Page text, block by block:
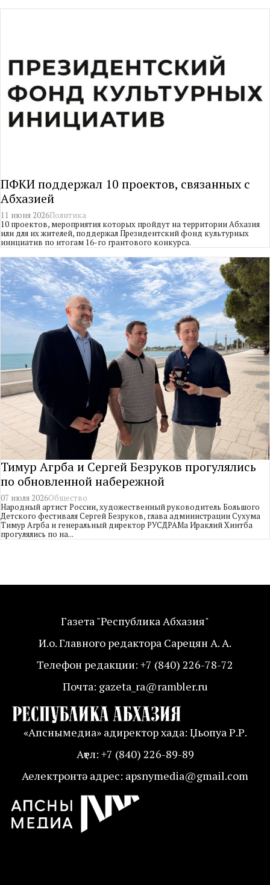
ПФКИ поддержал 10 проектов, связанных с
Абхазией
11 июня 2026Политика
10 проектов, мероприятия которых пройдут на территории Абхазия
или для их жителей, поддержал Президентский фонд культурных
инициатив по итогам 16-го грантового конкурса.
Тимур Агрба и Сергей Безруков прогулялись
по обновленной набережной
07 июля 2026Общество
Народный артист России, художественный руководитель Большого
Детского фестиваля Сергей Безруков, глава администрации Сухума
Тимур Агрба и генеральный директор РУСДРАМа Ираклий Хинтба
прогулялись по на...
Газета "Республика Абхазия"
И.о. Главного редактора Сарецян А. А.
Телефон редакции: +7 (840) 226-78-72
Почта: gazeta_ra@rambler.ru
«Апснымедиа» адиректор хада: Џьопуа Р.Р.
Аҭел: +7 (840) 226-89-89
Аелектронтә адрес: apsnymedia@gmail.com